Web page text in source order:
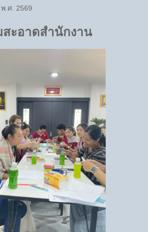
.ศ. 2569
ะอาดสำนักงาน